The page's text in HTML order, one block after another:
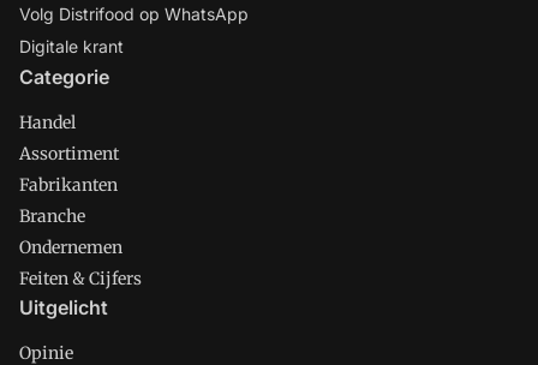
Volg Distrifood op WhatsApp
Digitale krant
Categorie
Handel
Assortiment
Fabrikanten
Branche
Ondernemen
Feiten & Cijfers
Uitgelicht
Opinie